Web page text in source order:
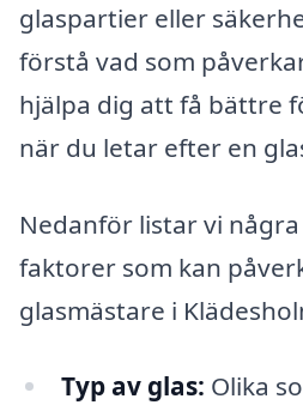
glaspartier eller
förstå vad som
hjälpa dig att få bättre
när du letar efter en
Nedanför listar vi
faktorer som kan
glasmästare i
Typ av glas: Olika